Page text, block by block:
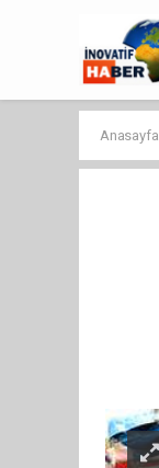
Anasayfa